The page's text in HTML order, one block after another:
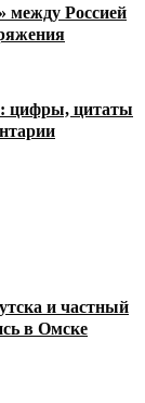
между Россией
цифры, цитаты
и частный
в Омске